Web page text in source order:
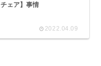
チェア】事情
2022.04.09